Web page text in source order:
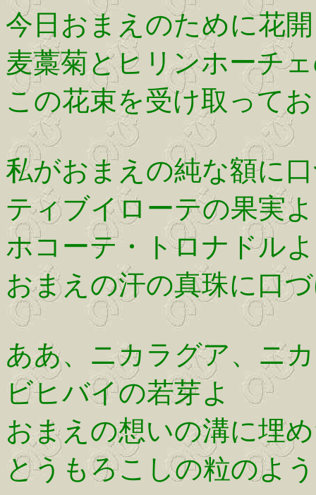
今日おまえのために花
麦藁菊とヒリンホーチ
この花束を受け取って
私がおまえの純な額に
ティブイローテの果実
ホコーテ・トロナドル
おまえの汗の真珠に口
ああ、ニカラグア、ニ
ビヒバイの若芽よ
おまえの想いの溝に埋
とうもろこしの粒のよ